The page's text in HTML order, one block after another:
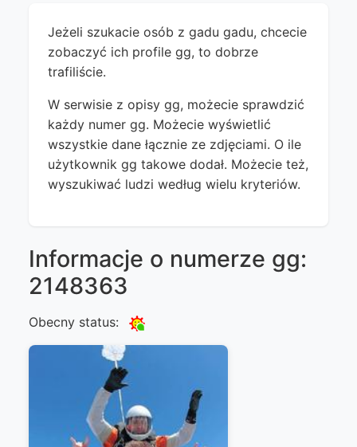
Jeżeli szukacie osób z gadu gadu, chcecie
zobaczyć ich profile gg, to dobrze
trafiliście.
W serwisie z opisy gg, możecie sprawdzić
każdy numer gg. Możecie wyświetlić
wszystkie dane łącznie ze zdjęciami. O ile
użytkownik gg takowe dodał. Możecie też,
wyszukiwać ludzi według wielu kryteriów.
Informacje o numerze gg:
2148363
Obecny status: